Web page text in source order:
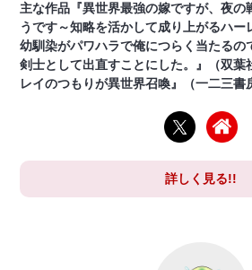
主な作品『異世界最強の嫁ですが、夜の
うです～知略を活かして成り上がるハー
幼馴染がパワハラで俺につらく当たるの
剣士として出直すことにした。』（双葉
レイのつもりが異世界召喚』（一二三書
詳しく見る!!